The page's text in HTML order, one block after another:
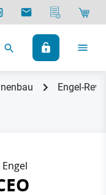
Engel-